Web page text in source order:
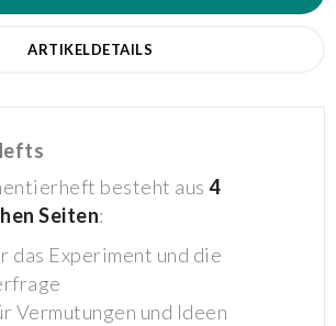
ARTIKELDETAILS
besteht aus 4
Seiten:
das Experiment und die
Vermutungen und Ideen